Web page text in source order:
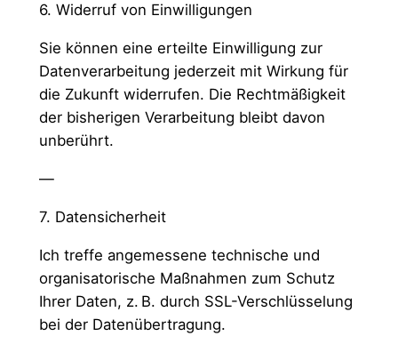
6. Widerruf von Einwilligungen
Sie können eine erteilte Einwilligung zur
Datenverarbeitung jederzeit mit Wirkung für
die Zukunft widerrufen. Die Rechtmäßigkeit
der bisherigen Verarbeitung bleibt davon
unberührt.
—
7. Datensicherheit
Ich treffe angemessene technische und
organisatorische Maßnahmen zum Schutz
Ihrer Daten, z. B. durch SSL-Verschlüsselung
bei der Datenübertragung.